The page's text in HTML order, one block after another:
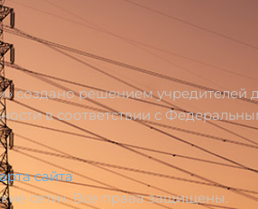
создано решением учредителей
в соответствии с
сайта
сети». Все права защищены.